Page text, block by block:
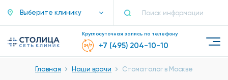
Выберите клинику
Круглосуточная запись по телефону
+7 (495) 204-10-10
Главная Наши врачи Стоматолог в Москве